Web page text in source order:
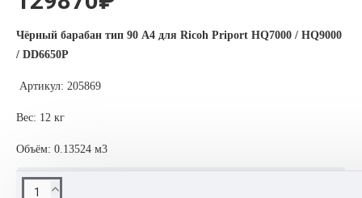
Чёрный барабан тип 90 A4 для Ricoh Priport HQ7000 / HQ9000
/ DD6650P
Артикул: 205869
Вес: 12 кг
Объём: 0.13524 м3
ОПИСАНИЕ